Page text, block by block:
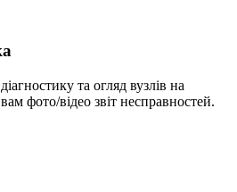
та огляд вузлів на
фото/відео звіт несправностей.